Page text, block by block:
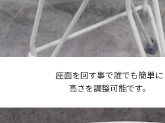
座面を回す事で誰でも簡単に
高さを調整可能です。